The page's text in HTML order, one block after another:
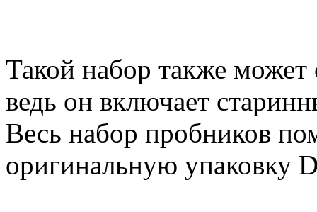
Такой набор также может
ведь он включает
Весь набор пробников
оригинальную упаковку